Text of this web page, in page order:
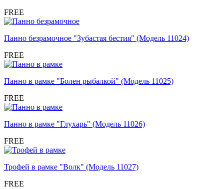
FREE
Панно безрамочное "Зубастая бестия" (Модель 11024)
FREE
Панно в рамке "Болен рыбалкой" (Модель 11025)
FREE
Панно в рамке "Глухарь" (Модель 11026)
FREE
Трофей в рамке "Волк" (Модель 11027)
FREE